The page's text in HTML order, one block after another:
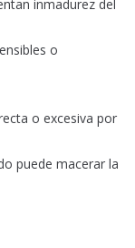
inmadurez del
o
o excesiva por
puede macerar la